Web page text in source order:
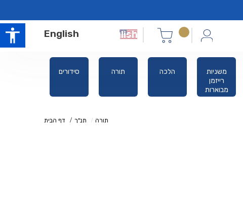
English
סידורים תורה הלכה
משניות
רייזמן
מבוארות
דף הבית תנ"ך תורה